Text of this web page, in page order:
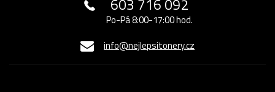
603 716 092
Po-Pá 8:00-17:00 hod.
info@nejlepsitonery.cz